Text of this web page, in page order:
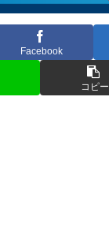
Facebook
コピー